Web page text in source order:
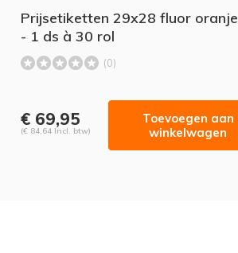
Prijsetiketten 29x28 fluor oranje
- 1 ds à 30 rol
(0)
€ 69,95
(€ 84,64 Incl. btw)
Toevoegen aan
winkelwagen